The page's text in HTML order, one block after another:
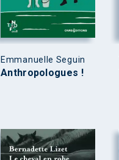
Emmanuelle Seguin
Anthropologues !